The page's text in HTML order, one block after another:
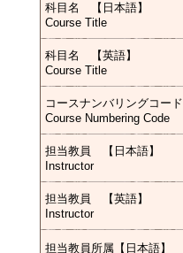
科目名 【日本語】
Course Title
科目名 【英語】
Course Title
コースナンバリングコード
Course Numbering Code
担当教員 【日本語】
Instructor
担当教員 【英語】
Instructor
担当教員所属【日本語】